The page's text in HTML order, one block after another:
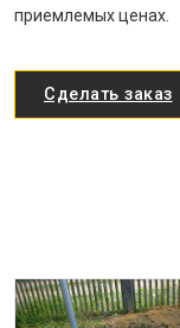
приемлемых ценах.
Сделать заказ